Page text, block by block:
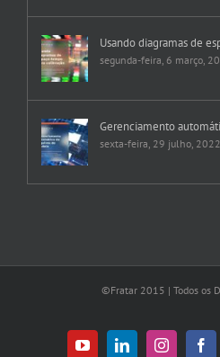
Usando diagramas de
segunda-feira, 6 março,
Gerenciamento
sexta-feira, 29 julho, 2022
©Fratar 2015 | Todos os
YouTubeLinkedInInstagram